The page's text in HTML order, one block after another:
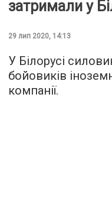
затримали у
29 лип 2020, 14:13
У Білорусі
бойовиків
компанії.